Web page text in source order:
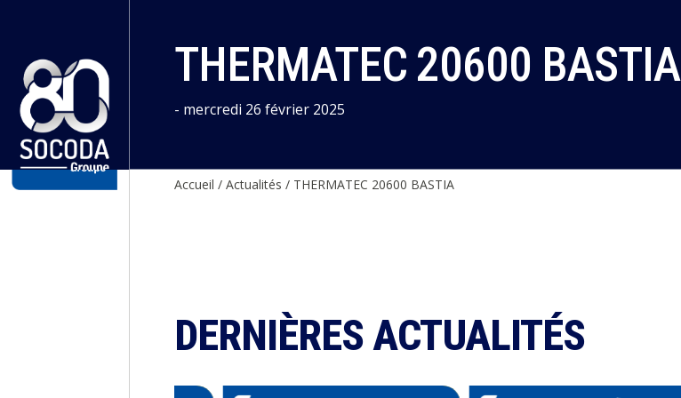
THERMATEC 20600 BASTIA
- mercredi 26 février 2025
Accueil / Actualités / THERMATEC 20600 BASTIA
DERNIÈRES ACTUALITÉS